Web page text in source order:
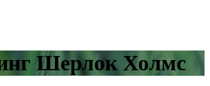
Шерлок Холмс